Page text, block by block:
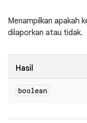
Menampilkan apakah
dilaporkan atau tidak.
Hasil
boolean